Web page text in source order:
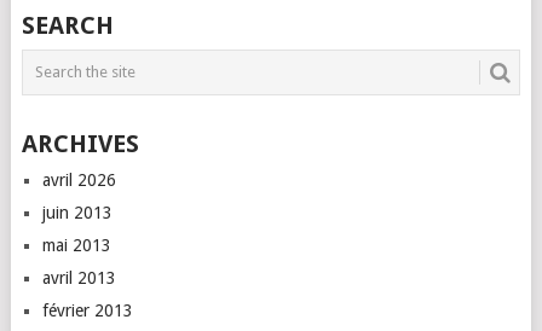
SEARCH
ARCHIVES
avril 2026
juin 2013
mai 2013
avril 2013
février 2013